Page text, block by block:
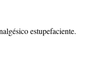
estupefaciente.